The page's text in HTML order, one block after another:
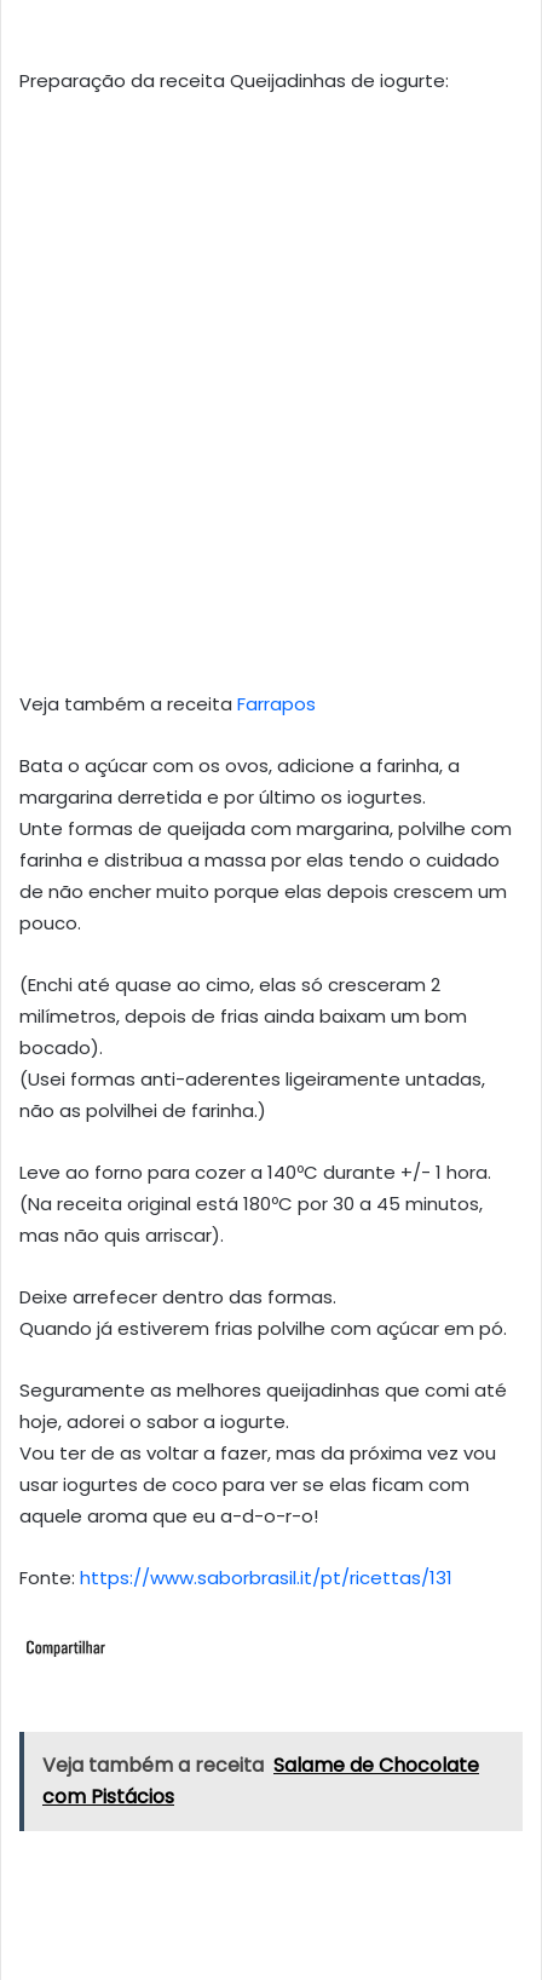
Preparação da receita Queijadinhas de iogurte:
Veja também a receita Farrapos
Bata o açúcar com os ovos, adicione a farinha, a
margarina derretida e por último os iogurtes.
Unte formas de queijada com margarina, polvilhe com
farinha e distribua a massa por elas tendo o cuidado
de não encher muito porque elas depois crescem um
pouco.
(Enchi até quase ao cimo, elas só cresceram 2
milímetros, depois de frias ainda baixam um bom
bocado).
(Usei formas anti-aderentes ligeiramente untadas,
não as polvilhei de farinha.)
Leve ao forno para cozer a 140ºC durante +/- 1 hora.
(Na receita original está 180ºC por 30 a 45 minutos,
mas não quis arriscar).
Deixe arrefecer dentro das formas.
Quando já estiverem frias polvilhe com açúcar em pó.
Seguramente as melhores queijadinhas que comi até
hoje, adorei o sabor a iogurte.
Vou ter de as voltar a fazer, mas da próxima vez vou
usar iogurtes de coco para ver se elas ficam com
aquele aroma que eu a-d-o-r-o!
Fonte: https://www.saborbrasil.it/pt/ricettas/131
Veja também a receita Salame de Chocolate
com Pistácios